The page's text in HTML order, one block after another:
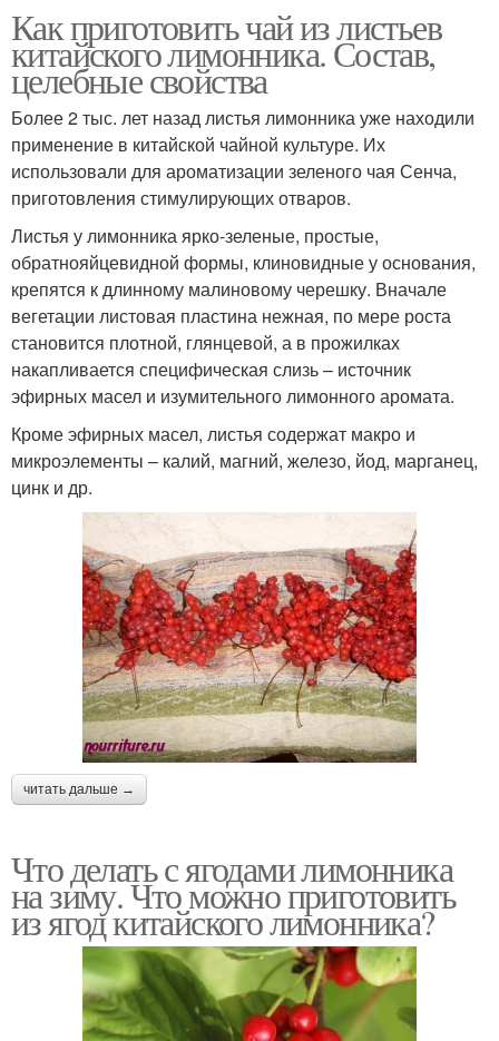
Как приготовить чай из листьев
китайского лимонника. Состав,
целебные свойства
Более 2 тыс. лет назад листья лимонника уже находили
применение в китайской чайной культуре. Их
использовали для ароматизации зеленого чая Сенча,
приготовления стимулирующих отваров.
Листья у лимонника ярко-зеленые, простые,
обратнояйцевидной формы, клиновидные у основания,
крепятся к длинному малиновому черешку. Вначале
вегетации листовая пластина нежная, по мере роста
становится плотной, глянцевой, а в прожилках
накапливается специфическая слизь – источник
эфирных масел и изумительного лимонного аромата.
Кроме эфирных масел, листья содержат макро и
микроэлементы – калий, магний, железо, йод, марганец,
цинк и др.
читать дальше →
Что делать с ягодами лимонника
на зиму. Что можно приготовить
из ягод китайского лимонника?